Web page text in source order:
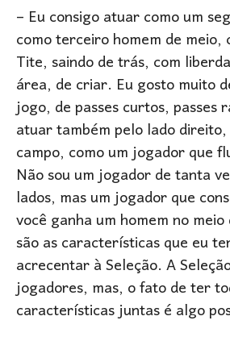
– Eu consigo atuar como um
como terceiro homem de meio,
Tite, saindo de trás, com
área, de criar. Eu gosto muito
jogo, de passes curtos, passes
atuar também pelo lado
campo, como um jogador que
Não sou um jogador de tanta
lados, mas um jogador que
você ganha um homem no
são as características que eu
acrecentar à Seleção. A
jogadores, mas, o fato de ter
características juntas é algo